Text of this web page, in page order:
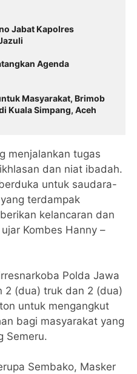
Jabat Kapolres
Agenda
Masyarakat, Brimob
Kuala Simpang, Aceh
menjalankan tugas
dan niat ibadah.
untuk saudara-
terdampak
kelancaran dan
Kombes Hanny –
Polda Jawa
2 (dua) truk dan 2 (dua)
untuk mengangkut
bagi masyarakat yang
Semeru.
Sembako, Masker